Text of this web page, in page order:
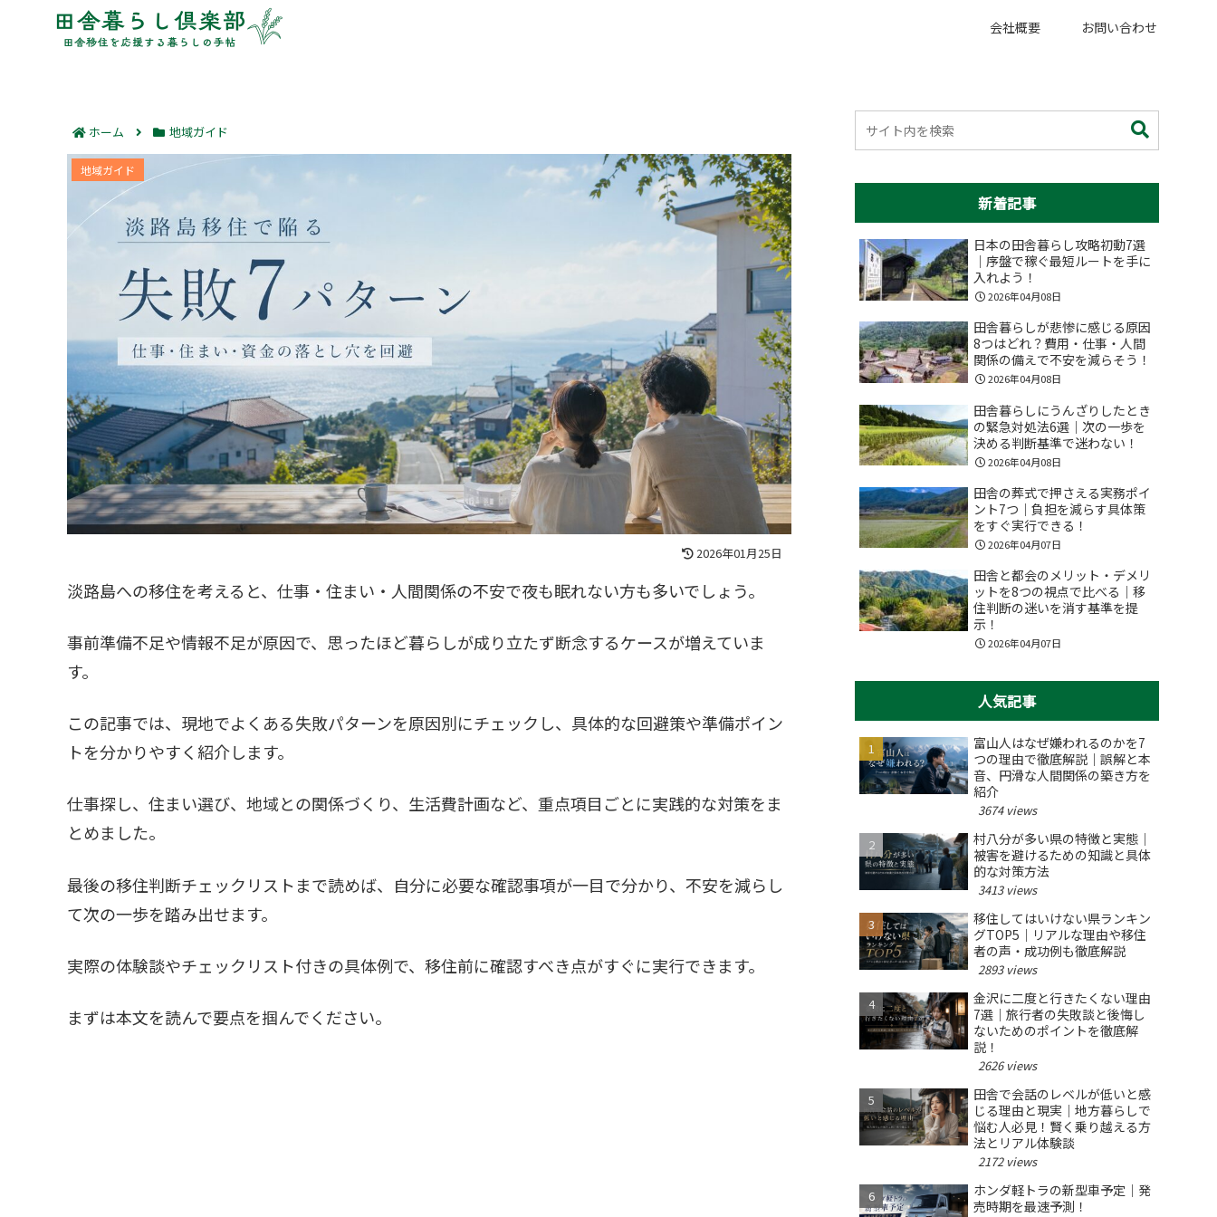
会社概要 お問い合わせ
ホーム 地域ガイド
淡路島移住で陥る失敗7パターン｜仕事・住まい・資金の落とし穴を回避して暮らしを安定させる！
地域ガイド
2026年01月25日
淡路島への移住を考えると、仕事・住まい・人間関係の不安で夜も眠れない方も多いでしょう。
事前準備不足や情報不足が原因で、思ったほど暮らしが成り立たず断念するケースが増えていま
す。
この記事では、現地でよくある失敗パターンを原因別にチェックし、具体的な回避策や準備ポイン
トを分かりやすく紹介します。
仕事探し、住まい選び、地域との関係づくり、生活費計画など、重点項目ごとに実践的な対策をま
とめました。
最後の移住判断チェックリストまで読めば、自分に必要な確認事項が一目で分かり、不安を減らし
て次の一歩を踏み出せます。
実際の体験談やチェックリスト付きの具体例で、移住前に確認すべき点がすぐに実行できます。
まずは本文を読んで要点を掴んでください。
新着記事
日本の田舎暮らし攻略初動7選
｜序盤で稼ぐ最短ルートを手に
入れよう！
2026年04月08日
田舎暮らしが悲惨に感じる原因
8つはどれ？費用・仕事・人間
関係の備えで不安を減らそう！
2026年04月08日
田舎暮らしにうんざりしたとき
の緊急対処法6選｜次の一歩を
決める判断基準で迷わない！
2026年04月08日
田舎の葬式で押さえる実務ポイ
ント7つ｜負担を減らす具体策
をすぐ実行できる！
2026年04月07日
田舎と都会のメリット・デメリ
ットを8つの視点で比べる｜移
住判断の迷いを消す基準を提
示！
2026年04月07日
人気記事
富山人はなぜ嫌われるのかを7
つの理由で徹底解説｜誤解と本
音、円滑な人間関係の築き方を
紹介
3674 views
村八分が多い県の特徴と実態｜
被害を避けるための知識と具体
的な対策方法
3413 views
移住してはいけない県ランキン
グTOP5｜リアルな理由や移住
者の声・成功例も徹底解説
2893 views
金沢に二度と行きたくない理由
7選｜旅行者の失敗談と後悔し
ないためのポイントを徹底解
説！
2626 views
田舎で会話のレベルが低いと感
じる理由と現実｜地方暮らしで
悩む人必見！賢く乗り越える方
法とリアル体験談
2172 views
ホンダ軽トラの新型車予定｜発
売時期を最速予測！